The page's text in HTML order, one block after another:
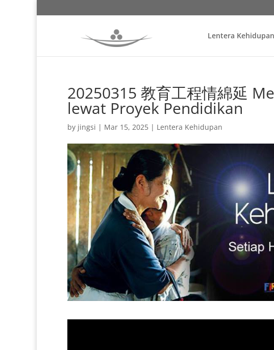
Lentera Kehidupan
20250315 教育工程情綿延
lewat Proyek Pendidikan
by jingsi | Mar 15, 2025 | Lentera Kehidupan